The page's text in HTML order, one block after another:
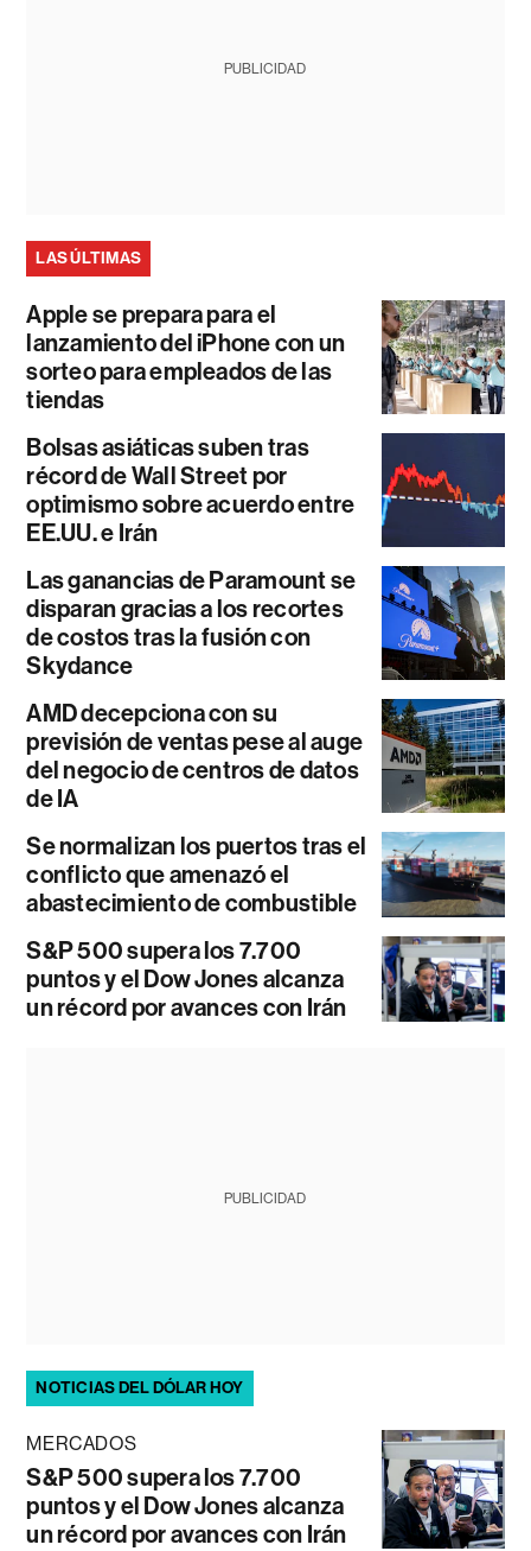
PUBLICIDAD
LAS ÚLTIMAS
Apple se prepara para el
lanzamiento del iPhone con un
sorteo para empleados de las
tiendas
Bolsas asiáticas suben tras
récord de Wall Street por
optimismo sobre acuerdo entre
EE.UU. e Irán
Las ganancias de Paramount se
disparan gracias a los recortes
de costos tras la fusión con
Skydance
AMD decepciona con su
previsión de ventas pese al auge
del negocio de centros de datos
de IA
Se normalizan los puertos tras el
conflicto que amenazó el
abastecimiento de combustible
S&P 500 supera los 7.700
puntos y el Dow Jones alcanza
un récord por avances con Irán
PUBLICIDAD
NOTICIAS DEL DÓLAR HOY
MERCADOS
S&P 500 supera los 7.700
puntos y el Dow Jones alcanza
un récord por avances con Irán